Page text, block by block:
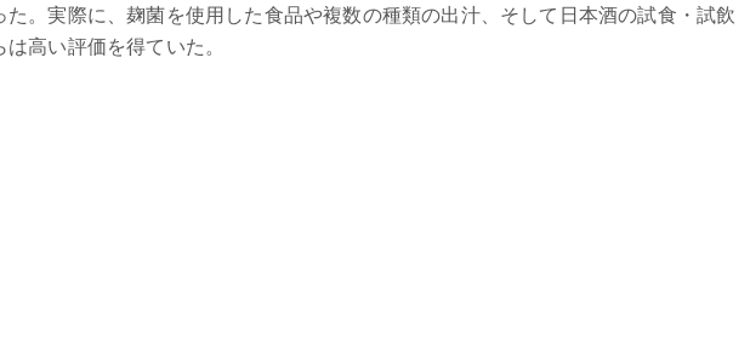
。実際に、麹菌を使用した食品や複数の種類の出汁、そして日本酒の試食・試飲
高い評価を得ていた。